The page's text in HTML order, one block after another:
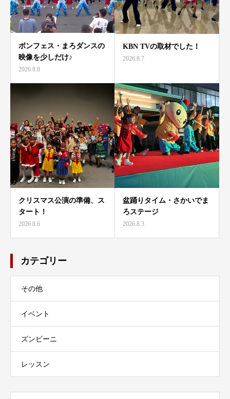
ボンフェス・まろダンスの
映像を少しだけ♪
2026.8.8
KBN TVの取材でした！
2026.8.7
クリスマス公演の準備、ス
タート！
2026.8.6
盆踊りタイム・さかいでま
ろステージ
2026.8.3
カテゴリー
その他
イベント
ズンビーニ
レッスン